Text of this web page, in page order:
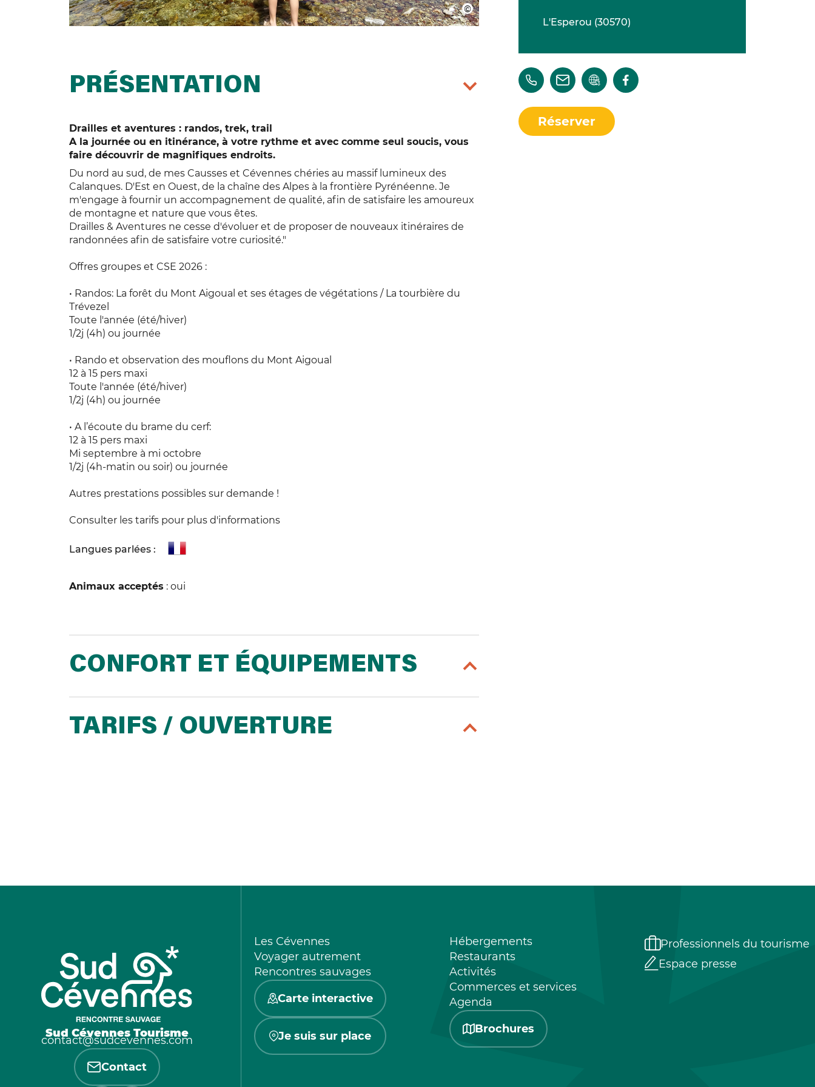
PRÉSENTATION
Drailles et aventures : randos, trek, trail
A la journée ou en itinérance, à votre rythme et avec comme seul soucis, vous
faire découvrir de magnifiques endroits.
Du nord au sud, de mes Causses et Cévennes chéries au massif lumineux des
Calanques. D'Est en Ouest, de la chaîne des Alpes à la frontière Pyrénéenne. Je
m'engage à fournir un accompagnement de qualité, afin de satisfaire les amoureux
de montagne et nature que vous êtes.
Drailles & Aventures ne cesse d'évoluer et de proposer de nouveaux itinéraires de
randonnées afin de satisfaire votre curiosité."
Offres groupes et CSE 2026 :
• Randos: La forêt du Mont Aigoual et ses étages de végétations / La tourbière du
Trévezel
Toute l'année (été/hiver)
1/2j (4h) ou journée
• Rando et observation des mouflons du Mont Aigoual
12 à 15 pers maxi
Toute l'année (été/hiver)
1/2j (4h) ou journée
• A l’écoute du brame du cerf:
12 à 15 pers maxi
Mi septembre à mi octobre
1/2j (4h-matin ou soir) ou journée
Autres prestations possibles sur demande !
Consulter les tarifs pour plus d'informations
Langues parlées :
Animaux acceptés : oui
CONFORT ET ÉQUIPEMENTS
TARIFS / OUVERTURE
L'Esperou (30570)
Réserver
Sud Cévennes Tourisme
contact@sudcevennes.com
Contact
Les Cévennes
Voyager autrement
Rencontres sauvages
Carte interactive
Je suis sur place
Hébergements
Restaurants
Activités
Commerces et services
Agenda
Brochures
Professionnels du tourisme
Espace presse